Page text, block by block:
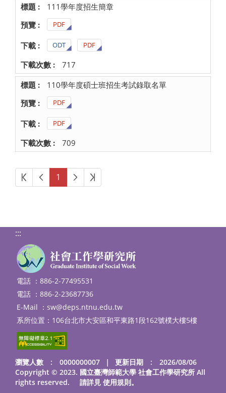
111學年度招生簡章
PDF
ODT PDF
717
110學年度碩士班招生考試錄取名單
PDF
PDF
709
第一頁上一頁
1 下一頁最後頁
:::
電話 ：886-2-77495531
電話 ：886-2-23687736
E-Mail ： sw@deps.ntnu.edu.tw
系所位置：106台北市大安區和平東路1段162號樸大樓5樓
瀏覽人數 : 0000000007 ｜
更新日期 : 2026/08/06
Copyright © 2023. 國立臺灣師範大學 社會工作學研究所 All
rights reserved. 請詳見 使用規則。